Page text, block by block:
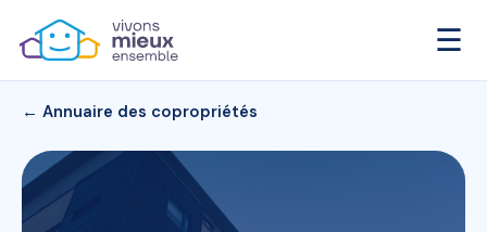
☰
← Annuaire des copropriétés